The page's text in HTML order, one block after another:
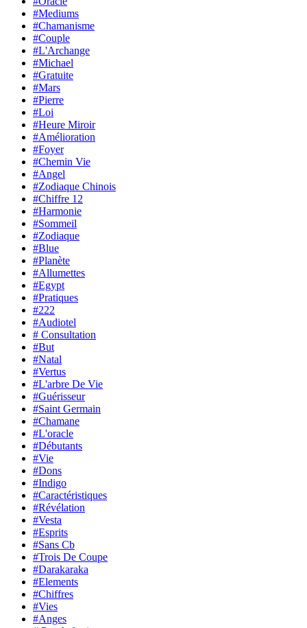
#Mediums
#Chamanisme
#Couple
#L'Archange
#Michael
#Gratuite
#Mars
#Pierre
#Loi
#Heure Miroir
#Amélioration
#Foyer
#Chemin Vie
#Angel
#Zodiaque Chinois
#Chiffre 12
#Harmonie
#Sommeil
#Zodiaque
#Blue
#Planète
#Allumettes
#Egypt
#Pratiques
#222
#Audiotel
# Consultation
#But
#Natal
#Vertus
#L'arbre De Vie
#Guérisseur
#Saint Germain
#Chamane
#L'oracle
#Débutants
#Vie
#Dons
#Indigo
#Caractéristiques
#Révélation
#Vesta
#Esprits
#Sans Cb
#Trois De Coupe
#Darakaraka
#Elements
#Chiffres
#Vies
#Anges